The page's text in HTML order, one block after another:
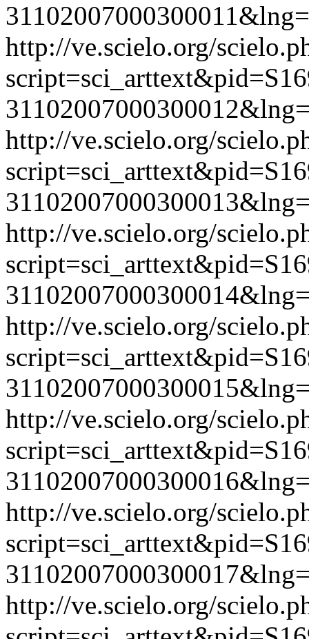
http://ve.scielo.org/
http://ve.scielo.org/
http://ve.scielo.org/
http://ve.scielo.org/
http://ve.scielo.org/
http://ve.scielo.org/
http://ve.scielo.org/